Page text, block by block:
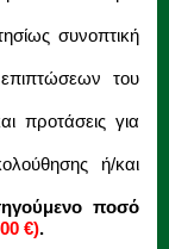
συνοπτική
του
προτάσεις για
ή/και
ποσό
€).